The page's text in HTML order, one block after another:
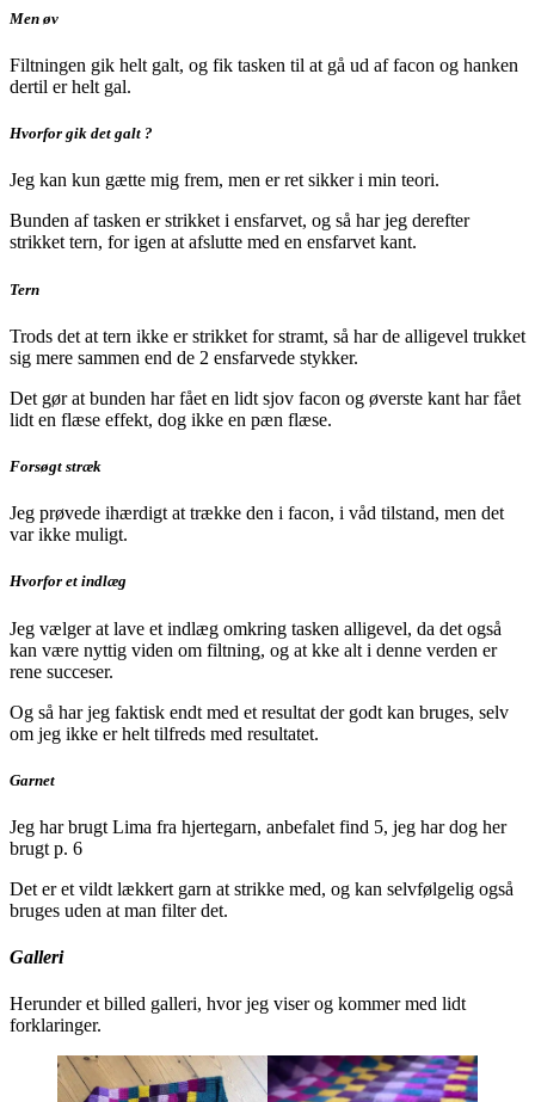
Men øv
Filtningen gik helt galt, og fik tasken til at gå ud af facon og hanken
dertil er helt gal.
Hvorfor gik det galt ?
Jeg kan kun gætte mig frem, men er ret sikker i min teori.
Bunden af tasken er strikket i ensfarvet, og så har jeg derefter
strikket tern, for igen at afslutte med en ensfarvet kant.
Tern
Trods det at tern ikke er strikket for stramt, så har de alligevel trukket
sig mere sammen end de 2 ensfarvede stykker.
Det gør at bunden har fået en lidt sjov facon og øverste kant har fået
lidt en flæse effekt, dog ikke en pæn flæse.
Forsøgt stræk
Jeg prøvede ihærdigt at trække den i facon, i våd tilstand, men det
var ikke muligt.
Hvorfor et indlæg
Jeg vælger at lave et indlæg omkring tasken alligevel, da det også
kan være nyttig viden om filtning, og at kke alt i denne verden er
rene succeser.
Og så har jeg faktisk endt med et resultat der godt kan bruges, selv
om jeg ikke er helt tilfreds med resultatet.
Garnet
Jeg har brugt Lima fra hjertegarn, anbefalet find 5, jeg har dog her
brugt p. 6
Det er et vildt lækkert garn at strikke med, og kan selvfølgelig også
bruges uden at man filter det.
Galleri
Herunder et billed galleri, hvor jeg viser og kommer med lidt
forklaringer.